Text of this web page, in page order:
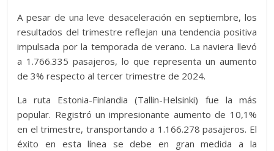
A pesar de una leve desaceleración en septiembre, los
resultados del trimestre reflejan una tendencia positiva
impulsada por la temporada de verano. La naviera llevó
a 1.766.335 pasajeros, lo que representa un aumento
de 3% respecto al tercer trimestre de 2024.
La ruta Estonia-Finlandia (Tallin-Helsinki) fue la más
popular. Registró un impresionante aumento de 10,1%
en el trimestre, transportando a 1.166.278 pasajeros. El
éxito en esta línea se debe en gran medida a la